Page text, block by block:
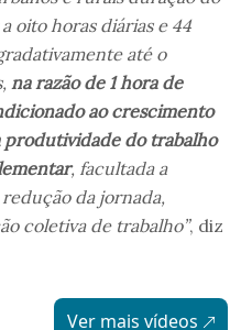
oito horas diárias e 44
até o
na razão de 1 hora de
ao crescimento
do trabalho
, facultada a
da jornada,
coletiva de trabalho”, diz
Ver mais vídeos